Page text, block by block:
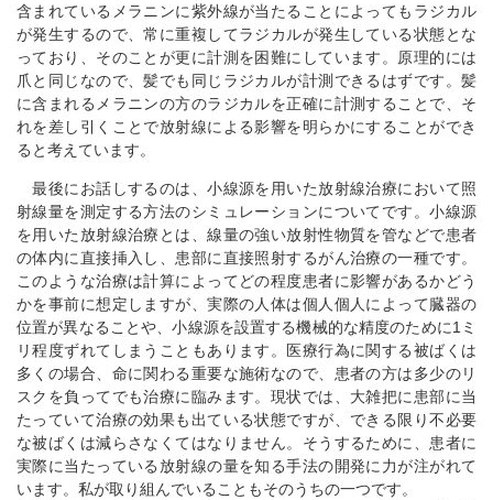
含まれているメラニンに紫外線が当たることによってもラジカル
が発生するので、常に重複してラジカルが発生している状態とな
っており、そのことが更に計測を困難にしています。原理的には
爪と同じなので、髪でも同じラジカルが計測できるはずです。髪
に含まれるメラニンの方のラジカルを正確に計測することで、そ
れを差し引くことで放射線による影響を明らかにすることができ
ると考えています。
最後にお話しするのは、小線源を用いた放射線治療において照
射線量を測定する方法のシミュレーションについてです。小線源
を用いた放射線治療とは、線量の強い放射性物質を管などで患者
の体内に直接挿入し、患部に直接照射するがん治療の一種です。
このような治療は計算によってどの程度患者に影響があるかどう
かを事前に想定しますが、実際の人体は個人個人によって臓器の
位置が異なることや、小線源を設置する機械的な精度のために1ミ
リ程度ずれてしまうこともあります。医療行為に関する被ばくは
多くの場合、命に関わる重要な施術なので、患者の方は多少のリ
スクを負ってでも治療に臨みます。現状では、大雑把に患部に当
たっていて治療の効果も出ている状態ですが、できる限り不必要
な被ばくは減らさなくてはなりません。そうするために、患者に
実際に当たっている放射線の量を知る手法の開発に力が注がれて
います。私が取り組んでいることもそのうちの一つです。